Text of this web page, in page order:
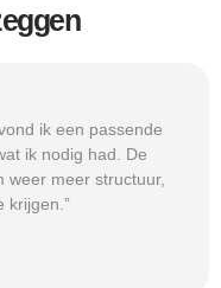
ik een passende
ik nodig had. De
weer meer structuur,
krijgen.”